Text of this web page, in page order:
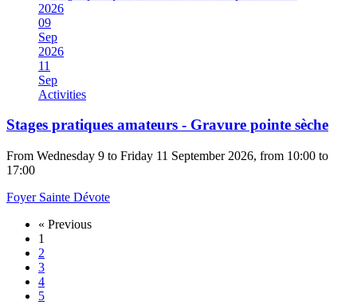
2026
09
Sep
2026
11
Sep
Activities
Stages pratiques amateurs - Gravure pointe sèche
From Wednesday 9 to Friday 11 September 2026, from 10:00 to
17:00
Foyer Sainte Dévote
« Previous
1
2
3
4
5